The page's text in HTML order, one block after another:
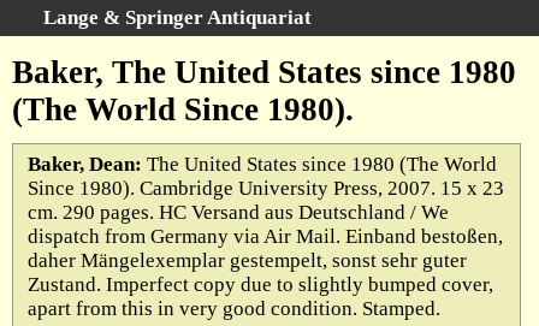
Lange & Springer Antiquariat
Startseite
Erweiterte Suche
Kategorien
Schlagwörter
Gesamtbestand
Warenkorb
Ankauf
Baker, The United States since 1980
(The World Since 1980).
Baker, Dean: The United States since 1980 (The World
Since 1980). Cambridge University Press, 2007. 15 x 23
cm. 290 pages. HC Versand aus Deutschland / We
dispatch from Germany via Air Mail. Einband bestoßen,
daher Mängelexemplar gestempelt, sonst sehr guter
Zustand. Imperfect copy due to slightly bumped cover,
apart from this in very good condition. Stamped.